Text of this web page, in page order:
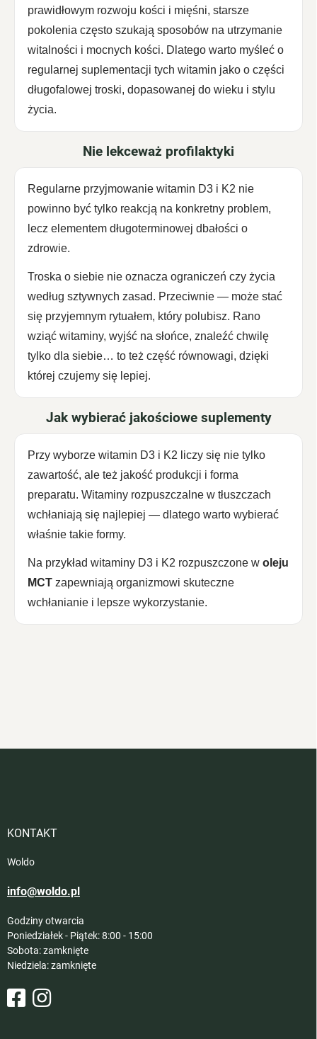
prawidłowym rozwoju kości i mięśni, starsze
pokolenia często szukają sposobów na utrzymanie
witalności i mocnych kości. Dlatego warto myśleć o
regularnej suplementacji tych witamin jako o części
długofalowej troski, dopasowanej do wieku i stylu
życia.
Nie lekceważ profilaktyki
Regularne przyjmowanie witamin D3 i K2 nie
powinno być tylko reakcją na konkretny problem,
lecz elementem długoterminowej dbałości o
zdrowie.
Troska o siebie nie oznacza ograniczeń czy życia
według sztywnych zasad. Przeciwnie — może stać
się przyjemnym rytuałem, który polubisz. Rano
wziąć witaminy, wyjść na słońce, znaleźć chwilę
tylko dla siebie… to też część równowagi, dzięki
której czujemy się lepiej.
Jak wybierać jakościowe suplementy
Przy wyborze witamin D3 i K2 liczy się nie tylko
zawartość, ale też jakość produkcji i forma
preparatu. Witaminy rozpuszczalne w tłuszczach
wchłaniają się najlepiej — dlatego warto wybierać
właśnie takie formy.
Na przykład witaminy D3 i K2 rozpuszczone w oleju
MCT zapewniają organizmowi skuteczne
wchłanianie i lepsze wykorzystanie.
KONTAKT
Woldo
info@woldo.pl
Godziny otwarcia
Poniedziałek - Piątek: 8:00 - 15:00
Sobota: zamknięte
Niedziela: zamknięte